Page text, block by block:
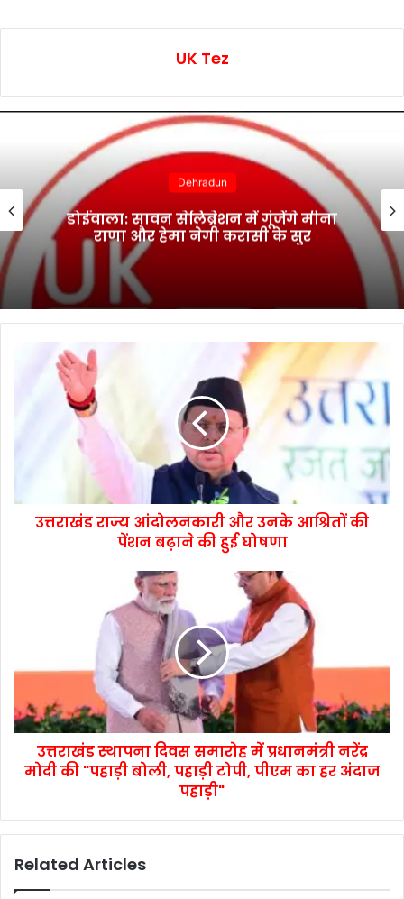
UK Tez
Dehradun
डोईवाला: सावन सेलिब्रेशन में गूंजेंगे मीना
राणा और हेमा नेगी करासी के सुर
उत्तराखंड राज्य आंदोलनकारी और उनके आश्रितों की
पेंशन बढ़ाने की हुई घोषणा
उत्तराखंड स्थापना दिवस समारोह में प्रधानमंत्री नरेंद्र
मोदी की "पहाड़ी बोली, पहाड़ी टोपी, पीएम का हर अंदाज
पहाड़ी"
Related Articles